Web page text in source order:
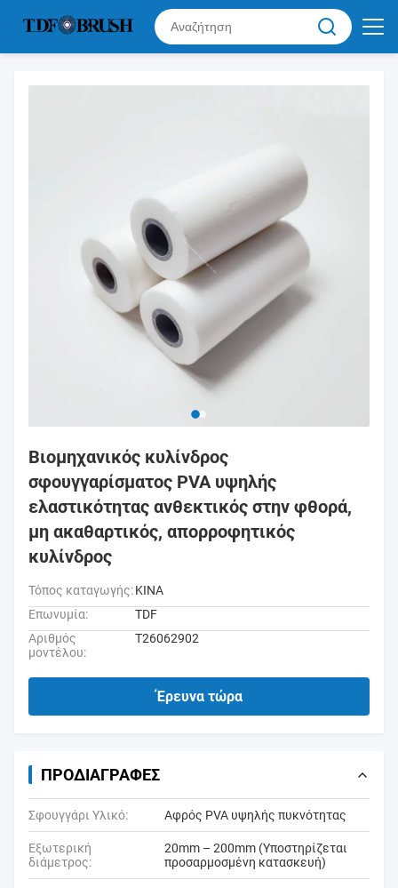
Βιομηχανικός κυλίνδρος
σφουγγαρίσματος PVA υψηλής
ελαστικότητας ανθεκτικός στην φθορά,
μη ακαθαρτικός, απορροφητικός
κυλίνδρος
Τόπος καταγωγής:ΚΙΝΑ
Επωνυμία:
TDF
Αριθμός
μοντέλου:
T26062902
Έρευνα τώρα
ΠΡΟΔΙΑΓΡΑΦΈΣ
Σφουγγάρι Υλικό: Αφρός PVA υψηλής πυκνότητας
Εξωτερική
διάμετρος:
20mm – 200mm (Υποστηρίζεται
προσαρμοσμένη κατασκευή)